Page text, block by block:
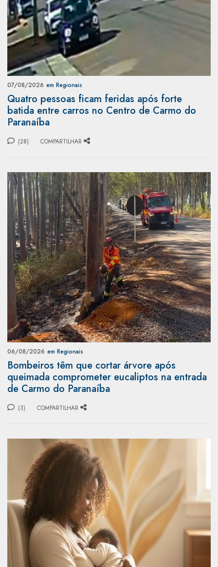
07/08/2026 em Regionais
Quatro pessoas ficam feridas após forte
batida entre carros no Centro de Carmo do
Paranaíba
(28) COMPARTILHAR
06/08/2026 em Regionais
Bombeiros têm que cortar árvore após
queimada comprometer eucaliptos na entrada
de Carmo do Paranaíba
(3) COMPARTILHAR